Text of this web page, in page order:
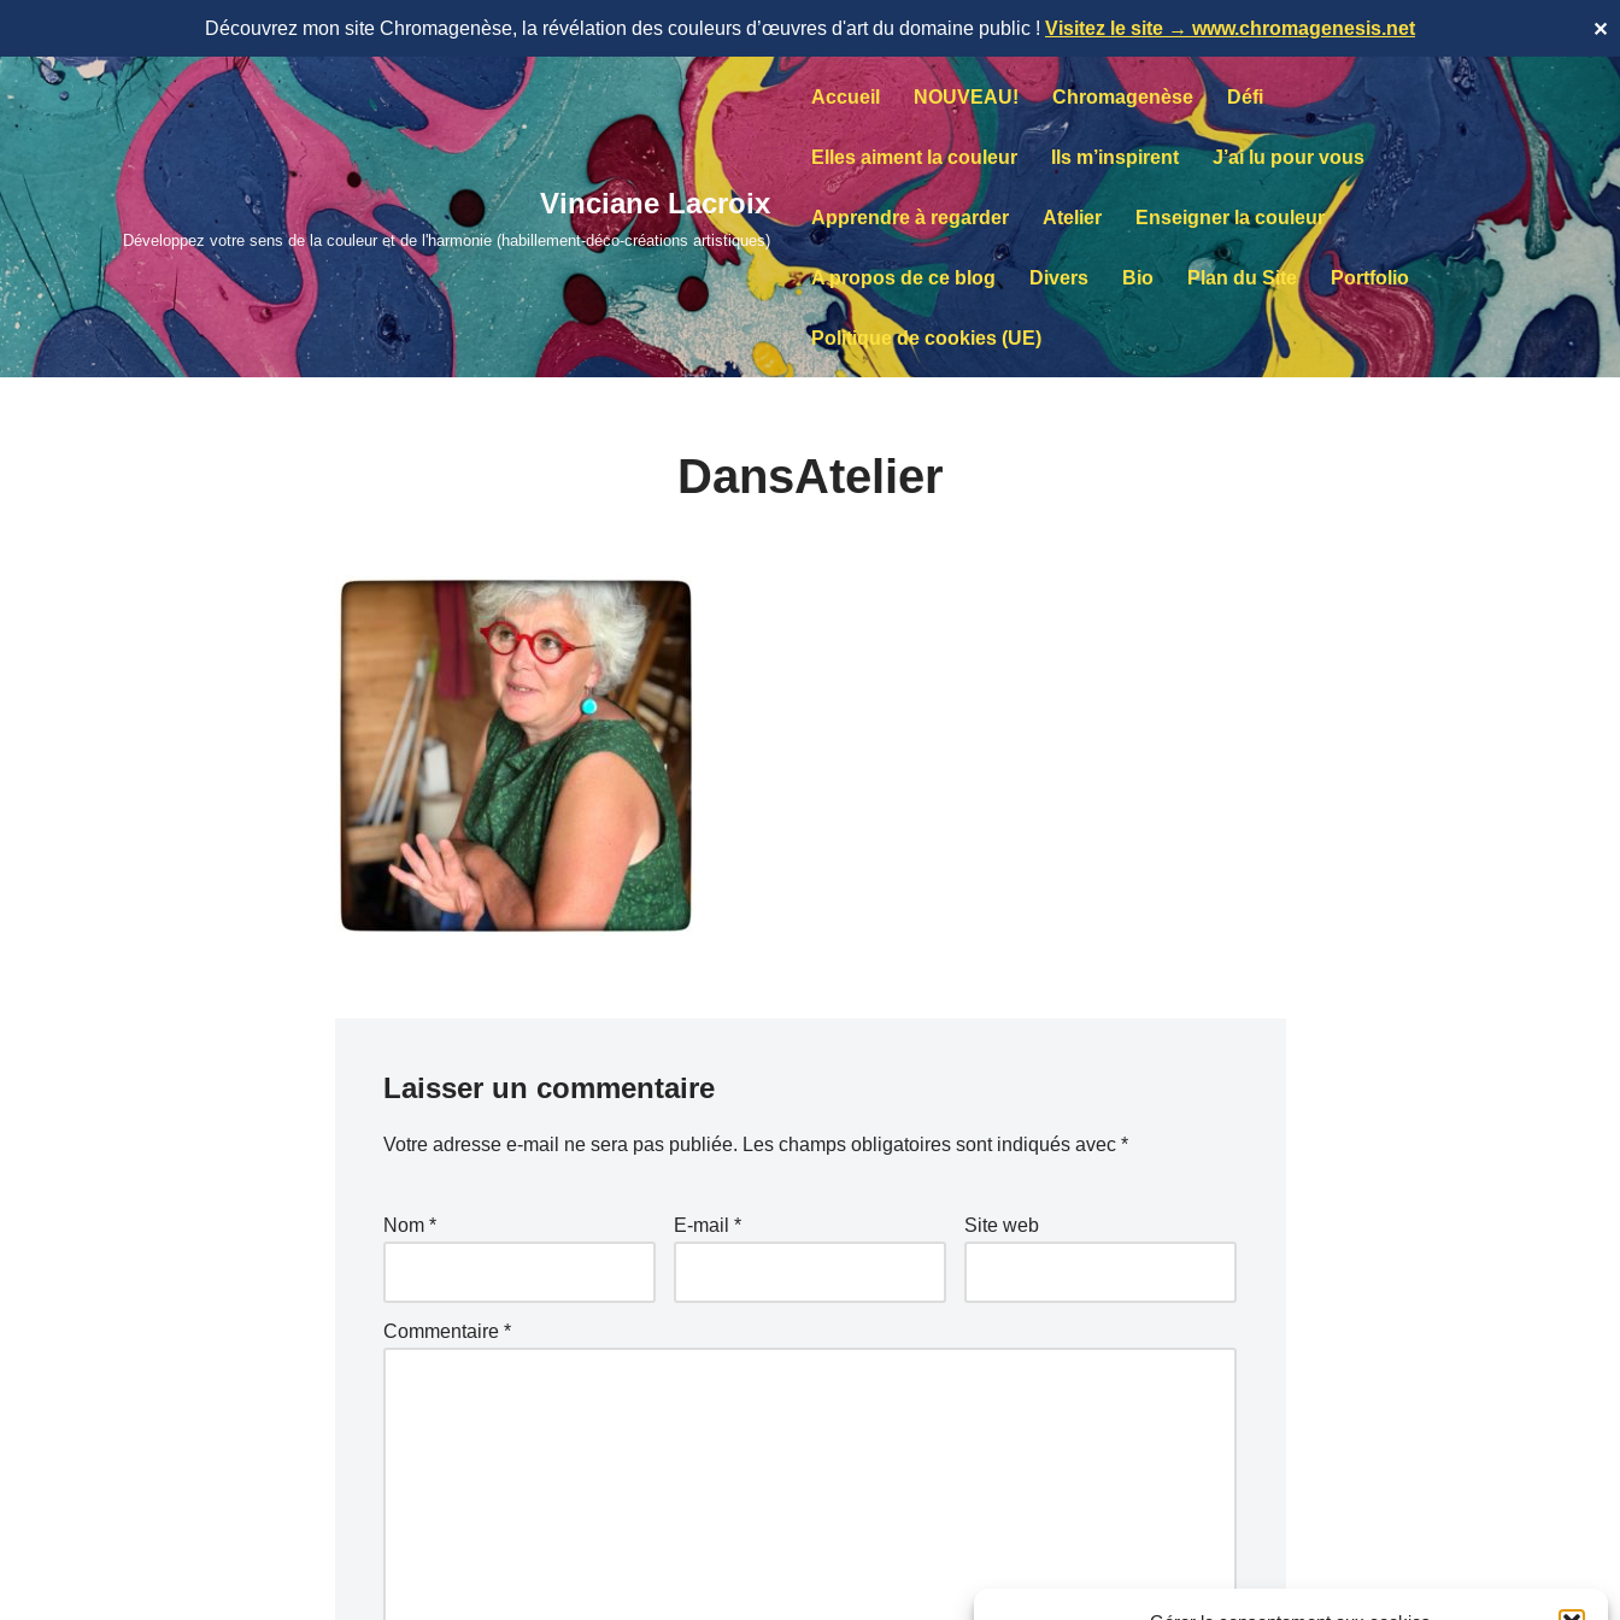
Découvrez mon site Chromagenèse, la révélation des couleurs d’œuvres d'art du domaine public ! Visitez le site → www.chromagenesis.net ✕
Aller
contenu
Vinciane Lacroix
Développez votre sens de la couleur et de l'harmonie (habillement-déco-créations artistiques)
Accueil NOUVEAU! Chromagenèse Défi
Elles aiment la couleur Ils m’inspirent J’ai lu pour vous
Apprendre à regarder Atelier Enseigner la couleur
A propos de ce blog Divers Bio Plan du Site Portfolio
Politique de cookies (UE)
DansAtelier
Laisser un commentaire
Votre adresse e-mail ne sera pas publiée. Les champs obligatoires sont indiqués avec *
Nom * E-mail * Site web
Commentaire *